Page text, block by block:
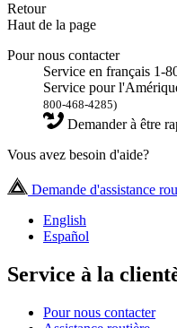
Retour
Haut de la page
Pour nous contacter
Service en français 1-
Service pour
800-468-4285)
Demander à être
Vous avez besoin d'aide?
Demande d'assistance
English
Español
Service à la
Pour nous contacter